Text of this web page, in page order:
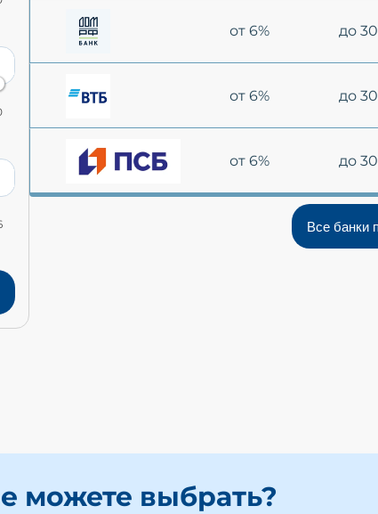
от 6% до
от 6% до
от 6% до
Все банки
можете выбрать?